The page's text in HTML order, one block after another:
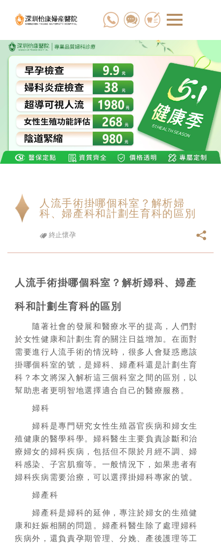
人流手術掛哪個科室？解析婦
科、婦產科和計劃生育科的區別
終止懷孕
人流手術掛哪個科室？解析婦科、婦產
科和計劃生育科的區別
隨著社會的發展和醫療水平的提高，人們對
於女性健康和計劃生育的關注日益增加。在面對
需要進行人流手術的情況時，很多人會疑惑應該
掛哪個科室的號，是婦科、婦產科還是計劃生育
科？本文將深入解析這三個科室之間的區別，以
幫助患者更明智地選擇適合自己的醫療服務。
婦科
婦科是專門研究女性生殖器官疾病和婦女生
殖健康的醫學科學。婦科醫生主要負責診斷和治
療婦女的婦科疾病，包括但不限於月經不調、婦
科感染、子宮肌瘤等。一般情況下，如果患者有
婦科疾病需要治療，可以選擇掛婦科專家的號。
婦產科
婦產科是婦科的延伸，專注於婦女的生殖健
康和妊娠相關的問題。婦產科醫生除了處理婦科
疾病外，還負責孕期管理、分娩、產後護理等工